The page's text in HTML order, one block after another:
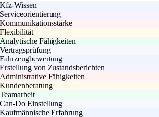
Kfz-Wissen
Serviceorientierung
Kommunikationsstärke
Flexibilität
Analytische Fähigkeiten
Vertragsprüfung
Fahrzeugbewertung
Erstellung von Zustandsberichten
Administrative Fähigkeiten
Kundenberatung
Teamarbeit
Can-Do Einstellung
Kaufmännische Erfahrung